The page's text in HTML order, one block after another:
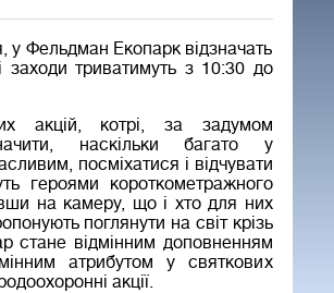
у Фельдман Екопарк відзначать
триватимуть з 10:30 до
акцій, котрі, за задумом
наскільки багато у
посміхатися і відчувати
героями короткометражного
на камеру, що і хто для них
поглянути на світ крізь
стане відмінним доповненням
атрибутом у святкових
акції.